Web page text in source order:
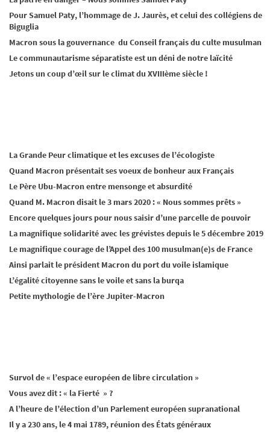
Pour Samuel Paty, l’hommage de J. Jaurès, et celui des collégiens de
Biguglia
Macron sous la gouvernance du Conseil français du culte musulman
Le communautarisme séparatiste est un déni de notre laïcité
Jetons un coup d’œil sur le climat du XVIIIème siècle !
La Grande Peur climatique et les excuses de l’écologiste
Quand Macron présentait ses voeux de bonheur aux Français
Le Père Ubu-Macron entre mensonge et absurdité
Quand M. Macron disait le 3 mars 2020 : « Nous sommes prêts »
Encore quelques jours pour nous saisir d’une parcelle de pouvoir
La magnifique solidarité avec les grévistes depuis le 5 décembre 2019
Le magnifique courage de l’Appel des 100 musulman(e)s de France
Ainsi parlait le président Macron du port du voile islamique
L’égalité citoyenne sans le voile et sans la burqa
Petite mythologie de l’ère Jupiter-Macron
Survol de « l’espace européen de libre circulation »
Vous avez dit : « la Fierté » ?
A l’heure de l’élection d’un Parlement européen supranational
Il y a 230 ans, le 4 mai 1789, réunion des États généraux